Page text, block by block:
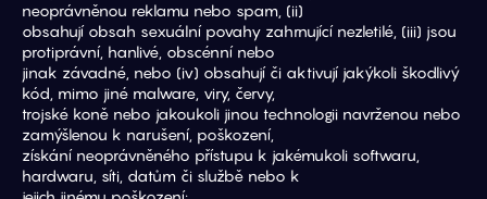
neoprávněnou reklamu nebo spam, (ii)
obsahují obsah sexuální povahy zahrnující nezletilé, (iii) jsou
protiprávní, hanlivé, obscénní nebo
jinak závadné, nebo (iv) obsahují či aktivují jakýkoli škodlivý
kód, mimo jiné malware, viry, červy,
trojské koně nebo jakoukoli jinou technologii navrženou nebo
zamýšlenou k narušení, poškození,
získání neoprávněného přístupu k jakémukoli softwaru,
hardwaru, síti, datům či službě nebo k